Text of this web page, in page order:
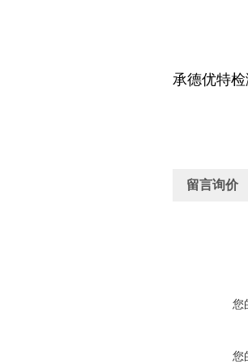
承德优特
留言询价
您
您